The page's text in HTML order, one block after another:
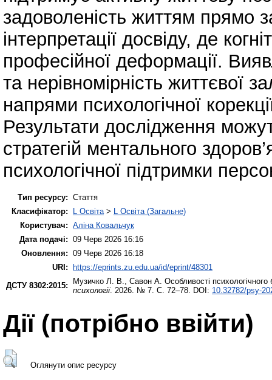
задоволеність життям прямо
інтерпретації досвіду, де
професійної деформації.
та нерівномірність життєвої
напрями психологічної
Результати дослідження
стратегій ментального
психологічної підтримки
Тип ресурсу: Стаття
Класифікатор:
L Освіта > L Освіта (Загальне)
Користувач: Аліна Ковальчук
Дата подачі: 09 Черв 2026 16:16
Оновлення: 09 Черв 2026 16:18
URI: https://eprints.zu.edu.ua/id/eprint/48301
ДСТУ 8302:2015:
Музичко Л. В. Савон А. Особливості
психології. 2026. № 7. С. 72–78. DOI: 10.32782/psy-
Дії ​​(потрібно ввійти)
Оглянути опис ресурсу